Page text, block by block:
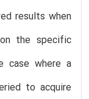
results when
the specific
case where a
to acquire